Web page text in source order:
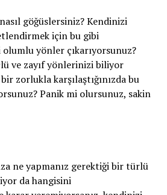
göğüslersiniz? Kendinizi
için bu gibi
yönler çıkarıyorsunuz?
ve zayıf yönlerinizi biliyor
zorlukla karşılaştığınızda bu
Panik mi olursunuz, sakin
ne yapmanız gerektiği bir türlü
da hangisini